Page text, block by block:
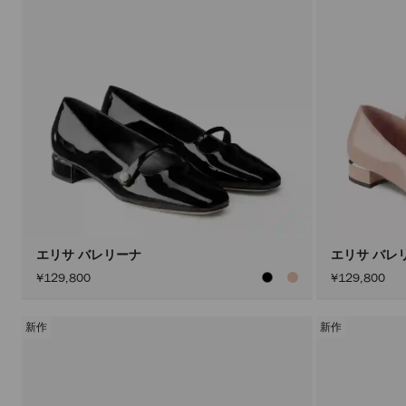
エリサ バレリーナ
¥129,800
エリサ バレ
¥129,800
新作 新作